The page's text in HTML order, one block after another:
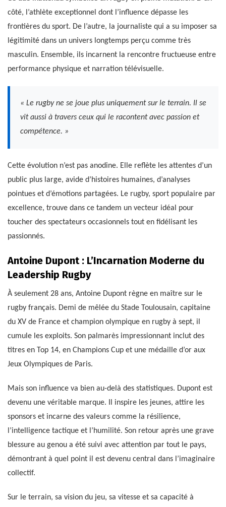
côté, l’athlète exceptionnel dont l’influence dépasse les
frontières du sport. De l’autre, la journaliste qui a su imposer sa
légitimité dans un univers longtemps perçu comme très
masculin. Ensemble, ils incarnent la rencontre fructueuse entre
performance physique et narration télévisuelle.
« Le rugby ne se joue plus uniquement sur le terrain. Il se
vit aussi à travers ceux qui le racontent avec passion et
compétence. »
Cette évolution n’est pas anodine. Elle reflète les attentes d’un
public plus large, avide d’histoires humaines, d’analyses
pointues et d’émotions partagées. Le rugby, sport populaire par
excellence, trouve dans ce tandem un vecteur idéal pour
toucher des spectateurs occasionnels tout en fidélisant les
passionnés.
Antoine Dupont : L’Incarnation Moderne du
Leadership Rugby
À seulement 28 ans, Antoine Dupont règne en maître sur le
rugby français. Demi de mêlée du Stade Toulousain, capitaine
du XV de France et champion olympique en rugby à sept, il
cumule les exploits. Son palmarès impressionnant inclut des
titres en Top 14, en Champions Cup et une médaille d’or aux
Jeux Olympiques de Paris.
Mais son influence va bien au-delà des statistiques. Dupont est
devenu une véritable marque. Il inspire les jeunes, attire les
sponsors et incarne des valeurs comme la résilience,
l’intelligence tactique et l’humilité. Son retour après une grave
blessure au genou a été suivi avec attention par tout le pays,
démontrant à quel point il est devenu central dans l’imaginaire
collectif.
Sur le terrain, sa vision du jeu, sa vitesse et sa capacité à